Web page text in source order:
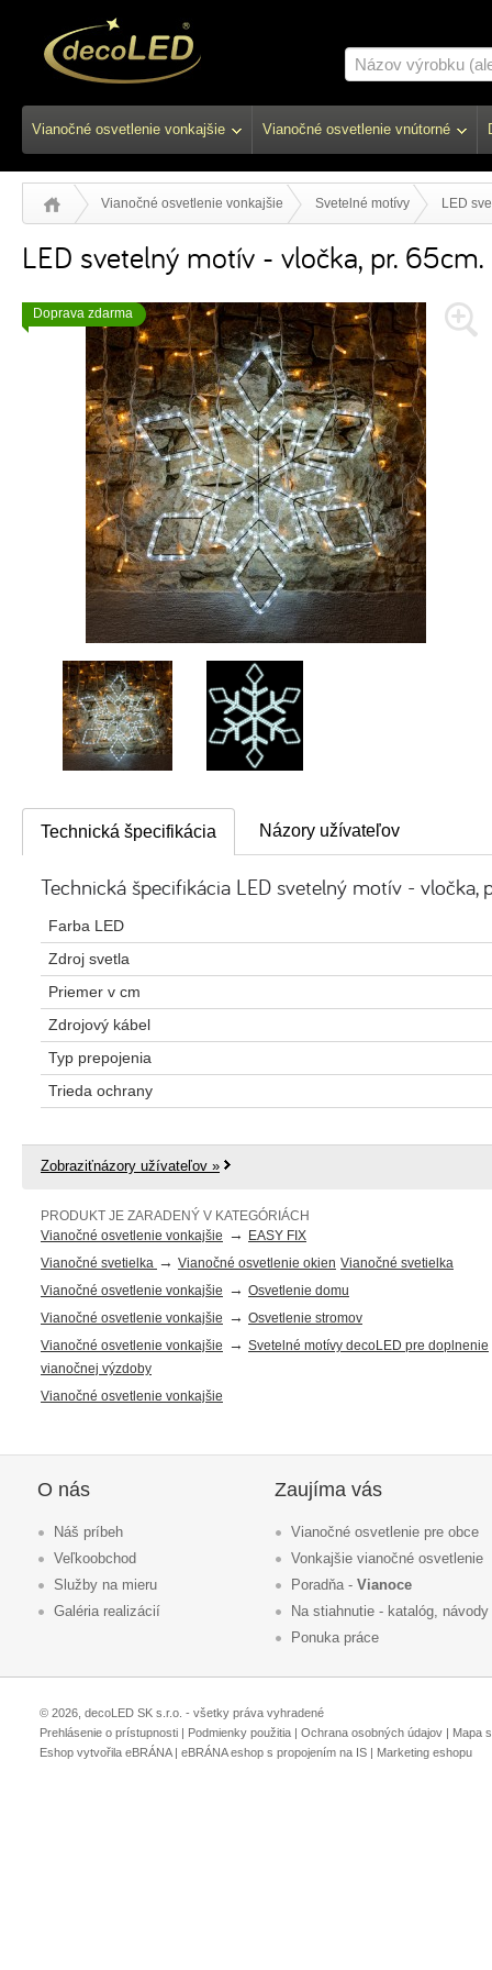
Vianočné osvetlenie vonkajšie Vianočné osvetlenie vnútorné
Vianočné osvetlenie vonkajšie Svetelné motívy LED
LED svetelný motív - vločka, pr. 65cm.
Doprava zdarma
Technická špecifikácia Názory užívateľov
Technická špecifikácia LED svetelný motív - vločka,
Farba LED
Zdroj svetla
Priemer v cm
Zdrojový kábel
Typ prepojenia
Trieda ochrany
Zobraziťnázory užívateľov »
PRODUKT JE ZARADENÝ V KATEGÓRIÁCH
Vianočné osvetlenie vonkajšie → EASY FIX
Vianočné svetielka → Vianočné osvetlenie okien Vianočné svetielka
Vianočné osvetlenie vonkajšie → Osvetlenie domu
Vianočné osvetlenie vonkajšie → Osvetlenie stromov
Vianočné osvetlenie vonkajšie → Svetelné motívy decoLED pre doplnenie
vianočnej výzdoby
Vianočné osvetlenie vonkajšie
O nás
Náš príbeh
Veľkoobchod
Služby na mieru
Galéria realizácií
Zaujíma vás
Vianočné osvetlenie pre obce
Vonkajšie vianočné osvetlenie
Poradňa - Vianoce
Na stiahnutie - katalóg, návody
Ponuka práce
© 2026, decoLED SK s.r.o. - všetky práva vyhradené
Prehlásenie o prístupnosti
Podmienky použitia Ochrana osobných údajov
Mapa
Eshop vytvořila eBRÁNA| eBRÁNA eshop s propojením na IS Marketing eshopu